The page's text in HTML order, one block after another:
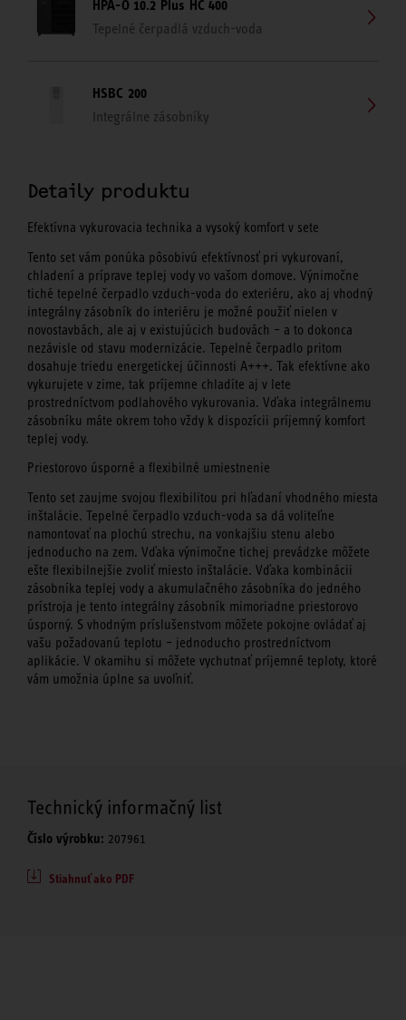
HPA-O 10.2 Plus HC 400
Tepelné čerpadlá vzduch-voda
HSBC 200
Integrálne zásobníky
Detaily produktu
Efektívna vykurovacia technika a vysoký komfort v sete
Tento set vám ponúka pôsobivú efektívnosť pri vykurovaní,
chladení a príprave teplej vody vo vašom domove. Výnimočne
tiché tepelné čerpadlo vzduch-voda do exteriéru, ako aj vhodný
integrálny zásobník do interiéru je možné použiť nielen v
novostavbách, ale aj v existujúcich budovách – a to dokonca
nezávisle od stavu modernizácie. Tepelné čerpadlo pritom
dosahuje triedu energetickej účinnosti A+++. Tak efektívne ako
vykurujete v zime, tak príjemne chladíte aj v lete
prostredníctvom podlahového vykurovania. Vďaka integrálnemu
zásobníku máte okrem toho vždy k dispozícii príjemný komfort
teplej vody.
Priestorovo úsporné a flexibilné umiestnenie
Tento set zaujme svojou flexibilitou pri hľadaní vhodného miesta
inštalácie. Tepelné čerpadlo vzduch-voda sa dá voliteľne
namontovať na plochú strechu, na vonkajšiu stenu alebo
jednoducho na zem. Vďaka výnimočne tichej prevádzke môžete
ešte flexibilnejšie zvoliť miesto inštalácie. Vďaka kombinácii
zásobníka teplej vody a akumulačného zásobníka do jedného
prístroja je tento integrálny zásobník mimoriadne priestorovo
úsporný. S vhodným príslušenstvom môžete pokojne ovládať aj
vašu požadovanú teplotu – jednoducho prostredníctvom
aplikácie. V okamihu si môžete vychutnať príjemné teploty, ktoré
vám umožnia úplne sa uvoľniť.
Technický informačný list
Číslo výrobku: 207961
Stiahnuť ako PDF